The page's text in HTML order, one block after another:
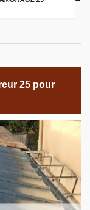
25 pour